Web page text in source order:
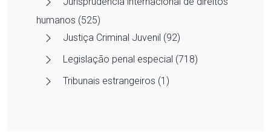
humanos (525)
Justiça Criminal Juvenil (92)
Legislação penal especial (718)
Tribunais estrangeiros (1)